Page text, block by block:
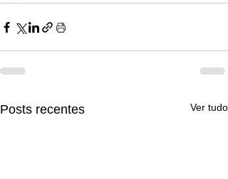
Posts recentes Ver tudo